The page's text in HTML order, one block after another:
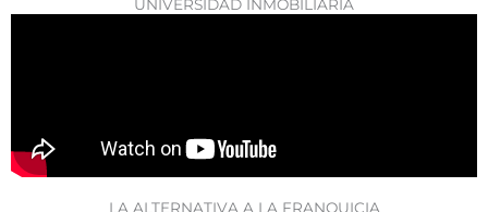
UNIVERSIDAD INMOBILIARIA
LA ALTERNATIVA A LA FRANQUICIA